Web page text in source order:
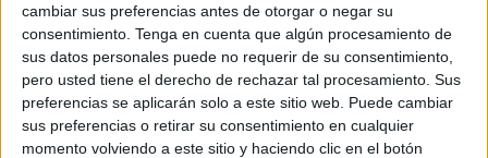
cambiar sus preferencias antes de otorgar o negar su
consentimiento. Tenga en cuenta que algún procesamiento de
sus datos personales puede no requerir de su consentimiento,
pero usted tiene el derecho de rechazar tal procesamiento. Sus
preferencias se aplicarán solo a este sitio web. Puede cambiar
sus preferencias o retirar su consentimiento en cualquier
momento volviendo a este sitio y haciendo clic en el botón
‘Los siguientes’ cuenta la historia de tres hermanos, de en
torno a 50 años, que tienen un padre octogenario y llega
ese momento en la vida que te preguntas ¿qué hacemos
ahora con papá? Es un hombre que ya va perdiendo
facultades y cumpliendo años.